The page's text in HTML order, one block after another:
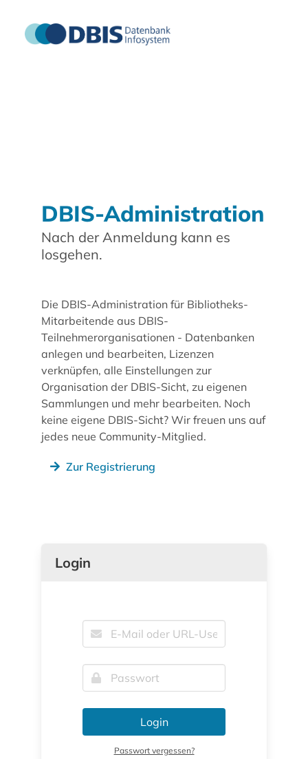
DBIS-Administration
Nach der Anmeldung kann es
losgehen.
Die DBIS-Administration für Bibliotheks-
Mitarbeitende aus DBIS-
Teilnehmerorganisationen - Datenbanken
anlegen und bearbeiten, Lizenzen
verknüpfen, alle Einstellungen zur
Organisation der DBIS-Sicht, zu eigenen
Sammlungen und mehr bearbeiten. Noch
keine eigene DBIS-Sicht? Wir freuen uns auf
jedes neue Community-Mitglied.
Zur Registrierung
Login
Login
Passwort vergessen?